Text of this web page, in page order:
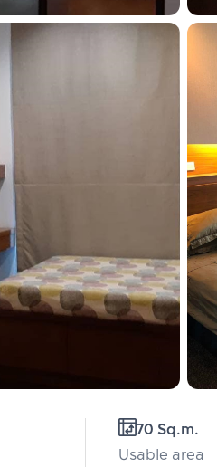
70 Sq.m.
Usable area